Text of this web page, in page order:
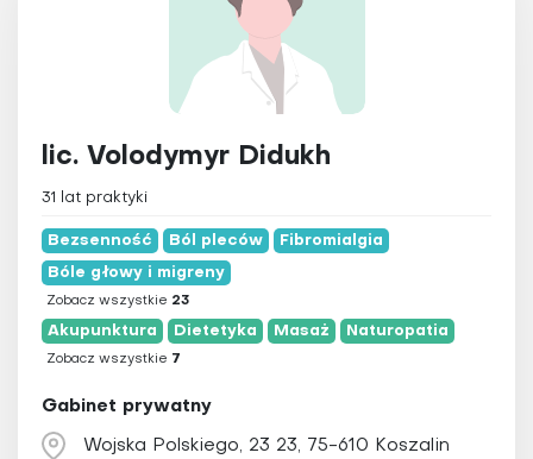
lic. Volodymyr Didukh
31 lat praktyki
Bezsenność Ból pleców Fibromialgia
Bóle głowy i migreny
Zobacz wszystkie 23
Akupunktura Dietetyka Masaż Naturopatia
Zobacz wszystkie 7
Gabinet prywatny
Wojska Polskiego, 23 23, 75-610 Koszalin